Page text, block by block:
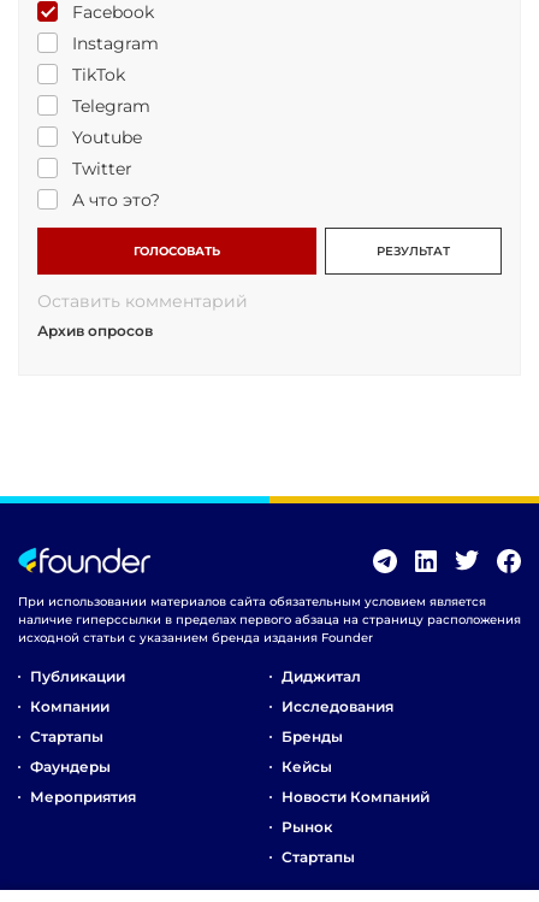
Facebook
Instagram
TikTok
Telegram
Youtube
Twitter
А что это?
ГОЛОСОВАТЬ РЕЗУЛЬТАТ
Оставить комментарий
Архив опросов
При использовании материалов сайта обязательным условием является
наличие гиперссылки в пределах первого абзаца на страницу расположения
исходной статьи с указанием бренда издания Founder
Публикации
Компании
Стартапы
Фаундеры
Мероприятия
Диджитал
Исследования
Бренды
Кейсы
Новости Компаний
Рынок
Стартапы